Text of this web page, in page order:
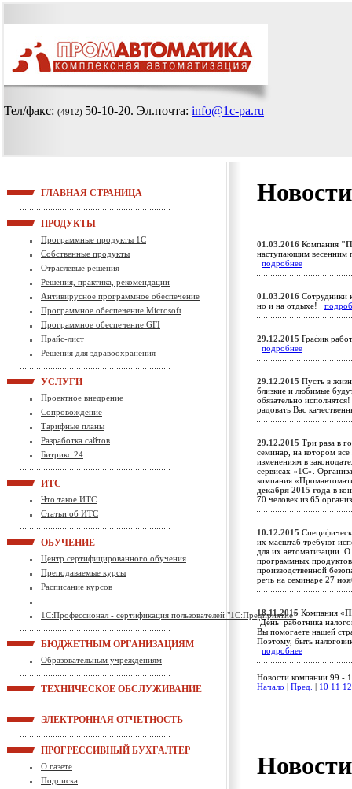
Тел/факс: (4912) 50-10-20. Эл.почта: info@1c-pa.ru
ГЛАВНАЯ СТРАНИЦА
ПРОДУКТЫ
Программные продукты 1С
Собственные продукты
Отраслевые решения
Решения, практика, рекомендации
Антивирусное программное обеспечение
Программное обеспечение Microsoft
Программное обеспечение GFI
Прайс-лист
Решения для здравоохранения
УСЛУГИ
Проектное внедрение
Сопровождение
Тарифные планы
Разработка сайтов
Битрикс 24
ИТС
Что такое ИТС
Статьи об ИТС
ОБУЧЕНИЕ
Центр сертифицированного обучения
Преподаваемые курсы
Расписание курсов
1С:Профессионал - сертификация пользователей "1С:Предприятие"
БЮДЖЕТНЫМ ОРГАНИЗАЦИЯМ
Образовательным учреждениям
ТЕХНИЧЕСКОЕ ОБСЛУЖИВАНИЕ
ЭЛЕКТРОННАЯ ОТЧЕТНОСТЬ
ПРОГРЕССИВНЫЙ БУХГАЛТЕР
О газете
Подписка
01.03.2016 Компания
наступающим
подробнее
01.03.2016 Сотрудники
но и на отдыхе!
29.12.2015 График
подробнее
29.12.2015 Пусть в
близкие и любимые
обязательно
радовать Вас
29.12.2015 Три раза в
семинар, на котором
изменениям в
сервисах «1С».
компания
декабря 2015 года в
70 человек из 65
10.12.2015
их масштаб требуют
для их автоматизации. О
программных
производственной
речь на семинаре 27
18.11.2015 Компания
"День работника
Вы помогаете нашей
Поэтому, быть
подробнее
Новости компании 99 -
Начало
Пред. 10 11 12